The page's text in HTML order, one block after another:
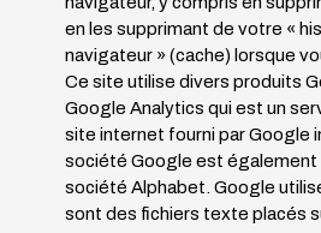
en les supprimant de votre «
navigateur » (cache) lorsque
Ce site utilise divers produits
Google Analytics qui est un
site internet fourni par Google
société Google est également
société Alphabet. Google
sont des fichiers texte placés